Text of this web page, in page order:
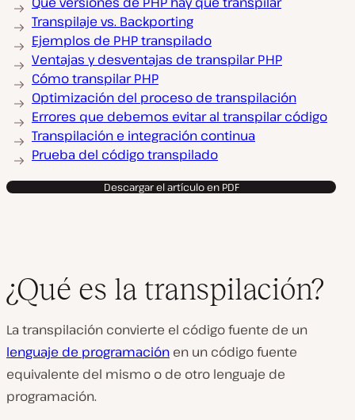
Transpilaje vs. Backporting
Ejemplos de PHP transpilado
Ventajas y desventajas de transpilar PHP
Cómo transpilar PHP
Optimización del proceso de transpilación
Errores que debemos evitar al transpilar código
Transpilación e integración continua
Prueba del código transpilado
Descargar el artículo en PDF
¿Qué es la transpilación?
La transpilación convierte el código fuente de un
lenguaje de programación en un código fuente
equivalente del mismo o de otro lenguaje de
programación.